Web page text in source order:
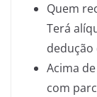
Quem
Terá
dedução
Acima
com